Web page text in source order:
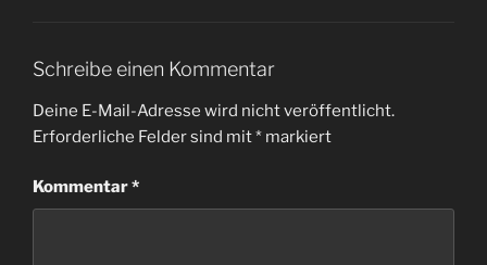
Schreibe einen Kommentar
Deine E-Mail-Adresse wird nicht veröffentlicht.
Erforderliche Felder sind mit* markiert
Kommentar*